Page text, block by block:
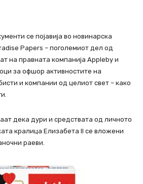
се појавија во новинарска
Papers – поголемиот дел од
на правната компанија Appleby и
за офшор активностите на
и компании од целиот свет – како
дека дури и средствата од личното
кралица Елизабета II се вложени
раеви.